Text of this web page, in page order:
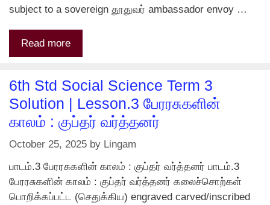
subject to a sovereign தூதுவர் ambassador envoy …
Read more
6th Std Social Science Term 3
Solution | Lesson.3 பேரரசுகளின்
காலம் : குப்தர் வர்த்தனர்
October 25, 2025 by Lingam
பாடம்.3 பேரரசுகளின் காலம் : குப்தர் வர்த்தனர் பாடம்.3
பேரரசுகளின் காலம் : குப்தர் வர்த்தனர் கலைச்சொற்கள்
பொறிக்கப்பட்ட (செதுக்கிய) engraved carved/inscribed